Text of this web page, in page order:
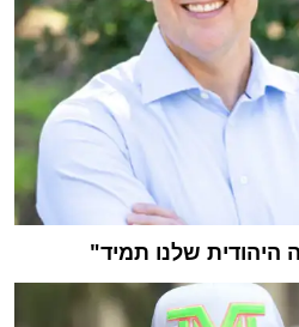
היהודית שלנו תמיד"